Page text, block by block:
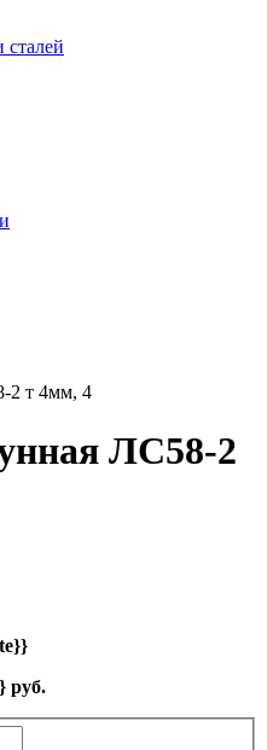
сталей
2 т 4мм, 4
ЛС58-2
руб.